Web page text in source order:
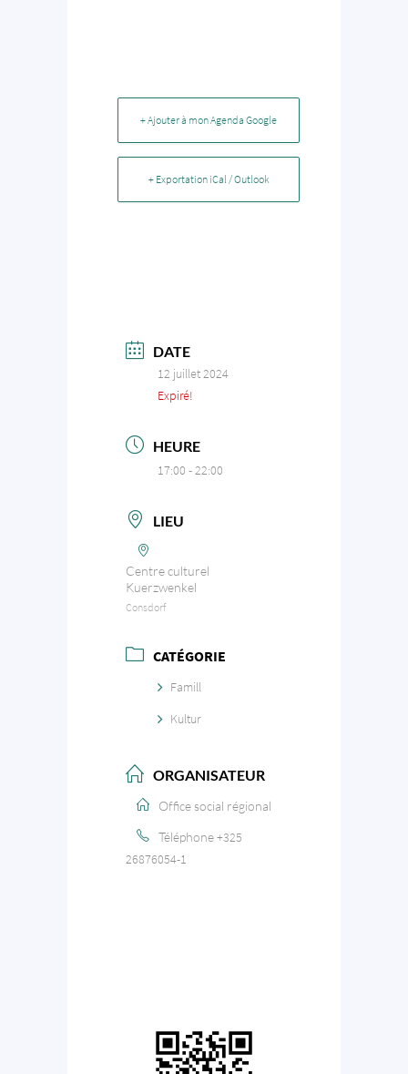
+ Ajouter à mon Agenda Google
+ Exportation iCal / Outlook
DATE
12 juillet 2024
Expiré!
HEURE
17:00 - 22:00
LIEU
Centre culturel
Kuerzwenkel
Consdorf
CATÉGORIE
Famill
Kultur
ORGANISATEUR
Office social régional
Téléphone+325
26876054-1